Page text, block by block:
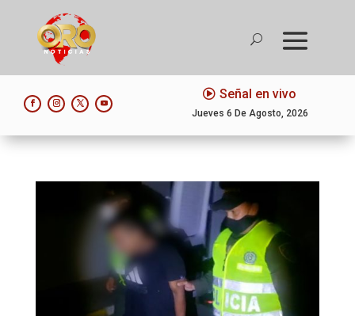
Señal en vivo
Jueves 6 De Agosto, 2026